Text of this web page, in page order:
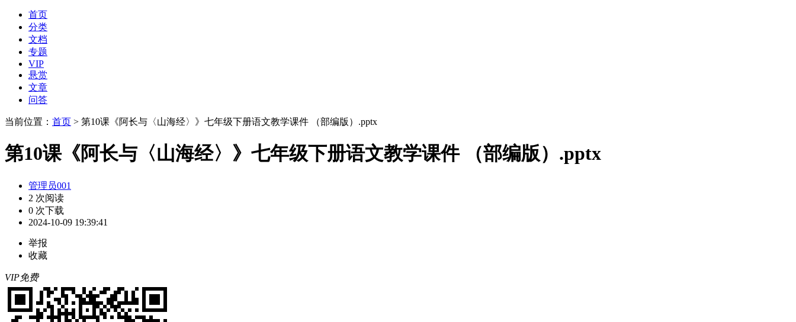
首页
分类
文档
专题
VIP
悬赏
文章
问答
当前位置： 首页 > 第10课《阿长与〈山海经〉》七年级下册语文教学课件 （部编版）.pptx
第10课《阿长与〈山海经〉》七年级下册语文教学课件 （部编版）.pptx
管理员001
2 次阅读
0 次下载
2024-10-09 19:39:41
举报
收藏
VIP免费